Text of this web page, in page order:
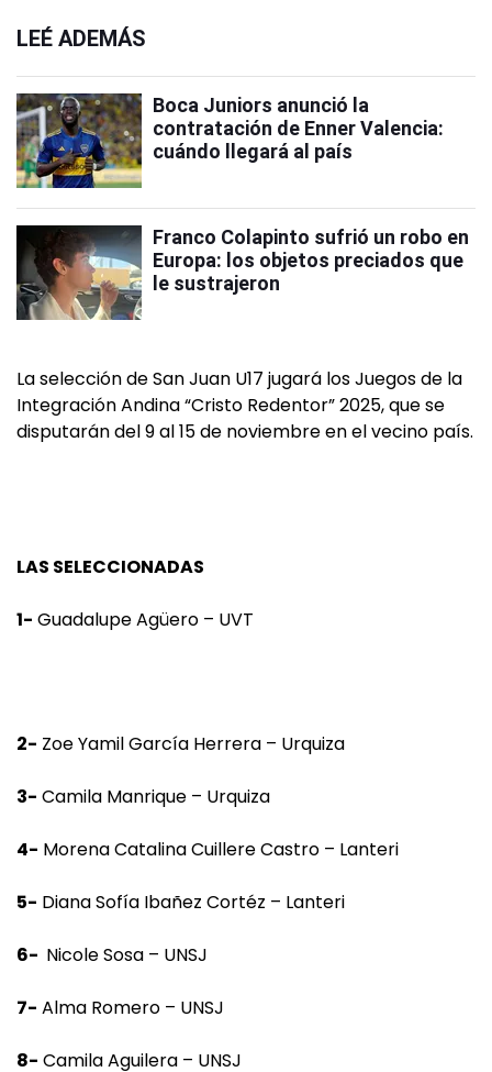
LEÉ ADEMÁS
Boca Juniors anunció la
contratación de Enner Valencia:
cuándo llegará al país
Franco Colapinto sufrió un robo en
Europa: los objetos preciados que
le sustrajeron
La selección de San Juan U17 jugará los Juegos de la
Integración Andina “Cristo Redentor” 2025, que se
disputarán del 9 al 15 de noviembre en el vecino país.
LAS SELECCIONADAS
1- Guadalupe Agüero – UVT
2- Zoe Yamil García Herrera – Urquiza
3- Camila Manrique – Urquiza
4- Morena Catalina Cuillere Castro – Lanteri
5- Diana Sofía Ibañez Cortéz – Lanteri
6- Nicole Sosa – UNSJ
7- Alma Romero – UNSJ
8- Camila Aguilera – UNSJ